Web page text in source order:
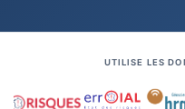
UTILISE LES